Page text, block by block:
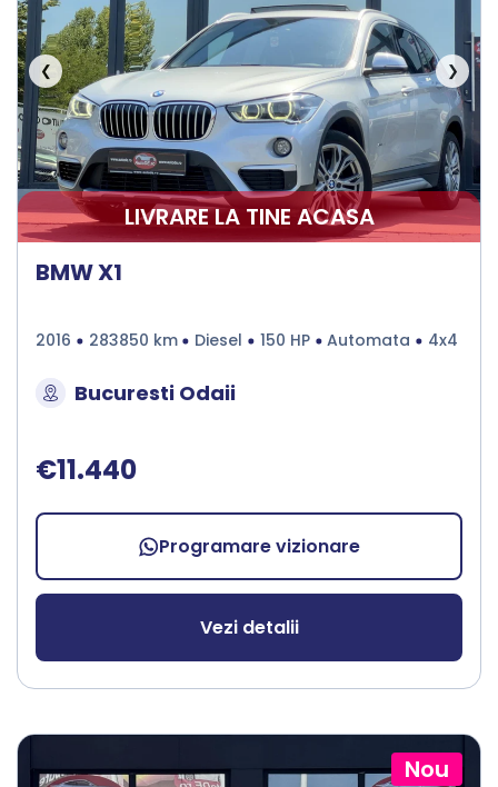
❮ ❯
LIVRARE LA TINE ACASA
BMW X1
2016 283850 km Diesel 150 HP Automata 4x4
Bucuresti Odaii
€11.440
Programare vizionare
Vezi detalii
Nou